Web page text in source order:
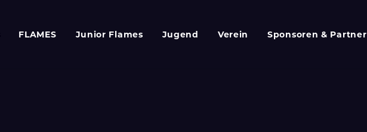
FLAMES Junior Flames Jugend Verein Sponsoren & Partner